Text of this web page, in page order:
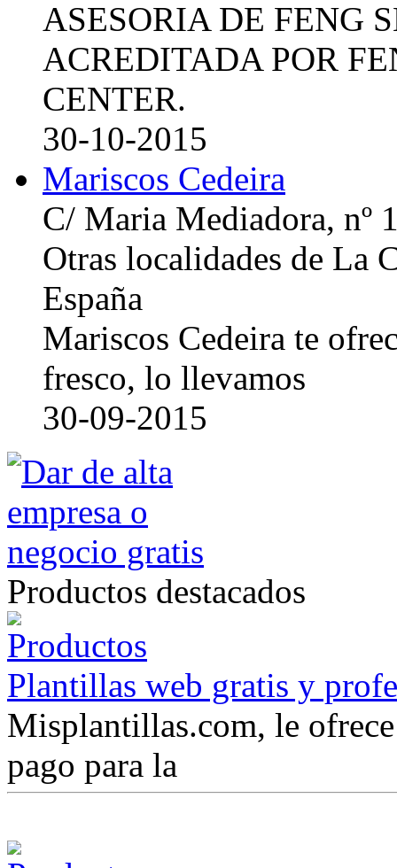
ASESORIA DE FENG
ACREDITADA POR
CENTER.
30-10-2015
Mariscos Cedeira
C/ Maria Mediadora, nº
Otras localidades de La
España
Mariscos Cedeira te
fresco, lo llevamos
30-09-2015
Productos destacados
Plantillas web gratis y
Misplantillas.com, le
pago para la